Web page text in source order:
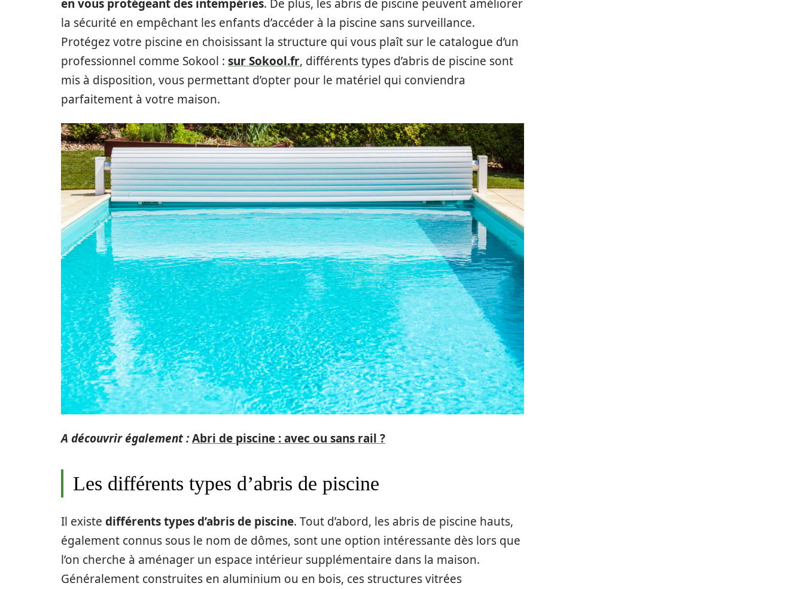
en vous protégeant des intempéries. De plus, les abris de piscine peuvent améliorer
la sécurité en empêchant les enfants d’accéder à la piscine sans surveillance.
Protégez votre piscine en choisissant la structure qui vous plaît sur le catalogue d’un
professionnel comme Sokool : sur Sokool.fr, différents types d’abris de piscine sont
mis à disposition, vous permettant d’opter pour le matériel qui conviendra
parfaitement à votre maison.
A découvrir également :Abri de piscine : avec ou sans rail ?
Les différents types d’abris de piscine
Il existe différents types d’abris de piscine. Tout d’abord, les abris de piscine hauts,
également connus sous le nom de dômes, sont une option intéressante dès lors que
l’on cherche à aménager un espace intérieur supplémentaire dans la maison.
Généralement construites en aluminium ou en bois, ces structures vitrées